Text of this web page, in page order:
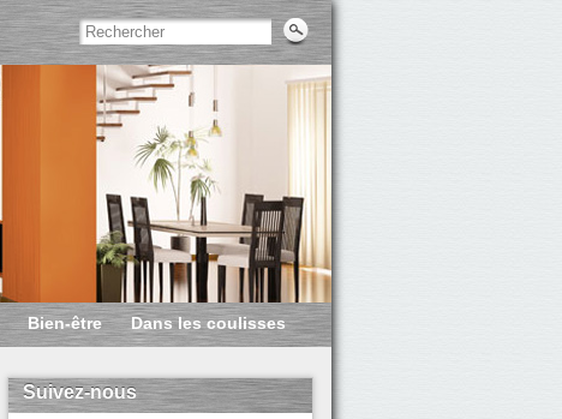
Bien-être Dans les coulisses
Suivez-nous